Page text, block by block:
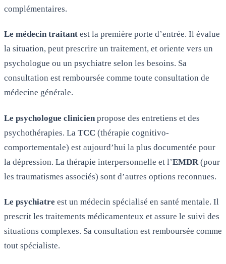
complémentaires.
Le médecin traitant est la première porte d’entrée. Il évalue
la situation, peut prescrire un traitement, et oriente vers un
psychologue ou un psychiatre selon les besoins. Sa
consultation est remboursée comme toute consultation de
médecine générale.
Le psychologue clinicien propose des entretiens et des
psychothérapies. La TCC (thérapie cognitivo-
comportementale) est aujourd’hui la plus documentée pour
la dépression. La thérapie interpersonnelle et l’EMDR (pour
les traumatismes associés) sont d’autres options reconnues.
Le psychiatre est un médecin spécialisé en santé mentale. Il
prescrit les traitements médicamenteux et assure le suivi des
situations complexes. Sa consultation est remboursée comme
tout spécialiste.